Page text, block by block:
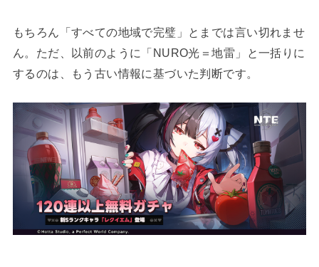
もちろん「すべての地域で完璧」とまでは言い切れませ
ん。ただ、以前のように「NURO光＝地雷」と一括りに
するのは、もう古い情報に基づいた判断です。